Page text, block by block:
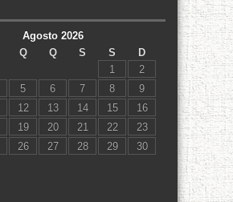
Agosto 2026
Q Q S S
D
1
2
5 6 7 8
9
12 13 14 15
16
19 20 21 22
23
26 27 28 29
30